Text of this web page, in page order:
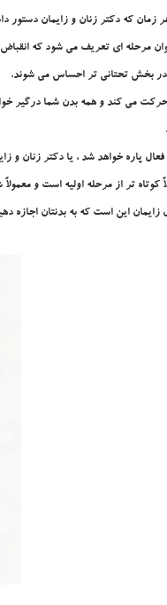
زمان که دکتر زنان و زايمان دستور
مرحله اي تعريف مي شود که
بخش تحتاني تر احساس مي شوند.
مي کند و همه بدن شما درگير
پاره خواهد شد ، يا دکتر زنان و
کوتاه تر از مرحله اوليه است و
اين است که به بدنتان اجازه